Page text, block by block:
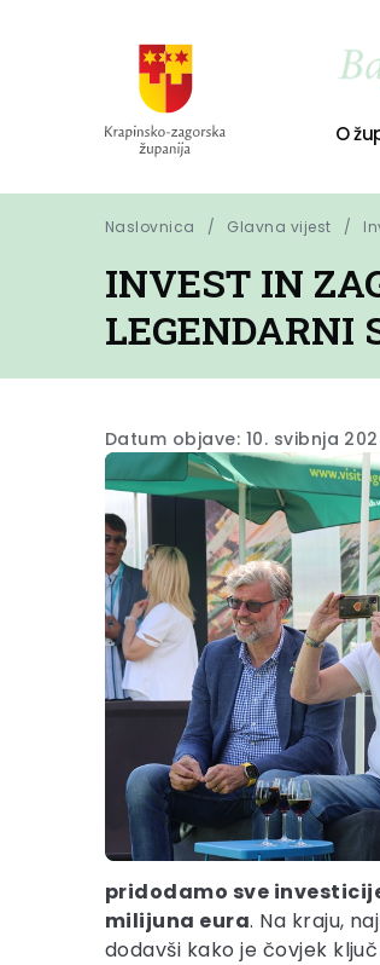
O
Naslovnica Glavna vijest
INVEST IN
LEGENDARNI
Datum objave: 10. svibnja
pridodamo sve
milijuna eura. Na kraju,
dodavši kako je čovjek